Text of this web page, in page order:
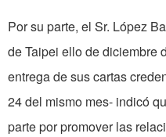
Por su parte, el Sr. López
de Taipei ello de diciembre
entrega de sus cartas
24 del mismo mes- indicó
parte por promover las